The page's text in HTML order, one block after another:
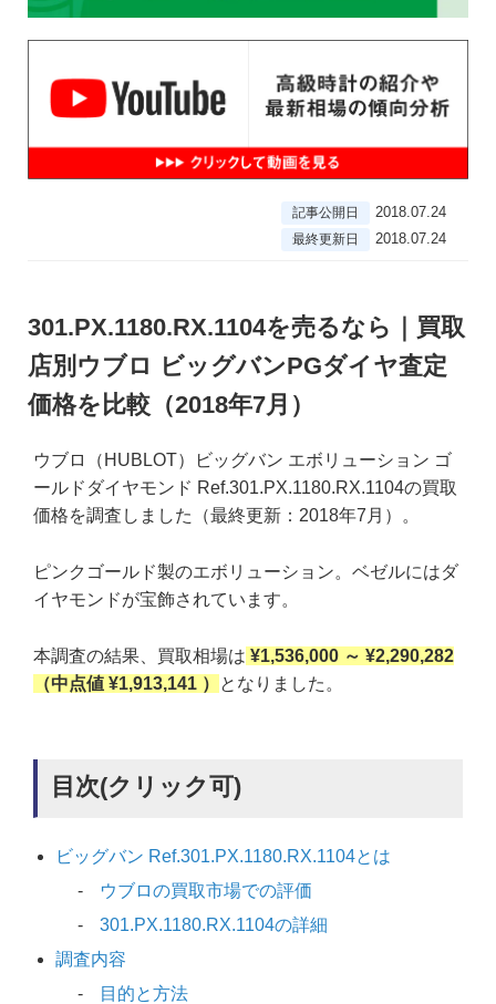
記事公開日 2018.07.24
最終更新日 2018.07.24
301.PX.1180.RX.1104を売るなら｜買取
店別ウブロ ビッグバンPGダイヤ査定
価格を比較（2018年7月）
ウブロ（HUBLOT）ビッグバン エボリューション ゴ
ールドダイヤモンド Ref.301.PX.1180.RX.1104の買取
価格を調査しました（最終更新：2018年7月）。
ピンクゴールド製のエボリューション。ベゼルにはダ
イヤモンドが宝飾されています。
本調査の結果、買取相場は ¥1,536,000 ～ ¥2,290,282
（中点値 ¥1,913,141 ）
となりました。
目次(クリック可)
ビッグバン Ref.301.PX.1180.RX.1104とは
ウブロの買取市場での評価
301.PX.1180.RX.1104の詳細
調査内容
目的と方法